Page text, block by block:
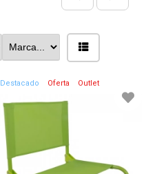
Destacado Oferta Outlet